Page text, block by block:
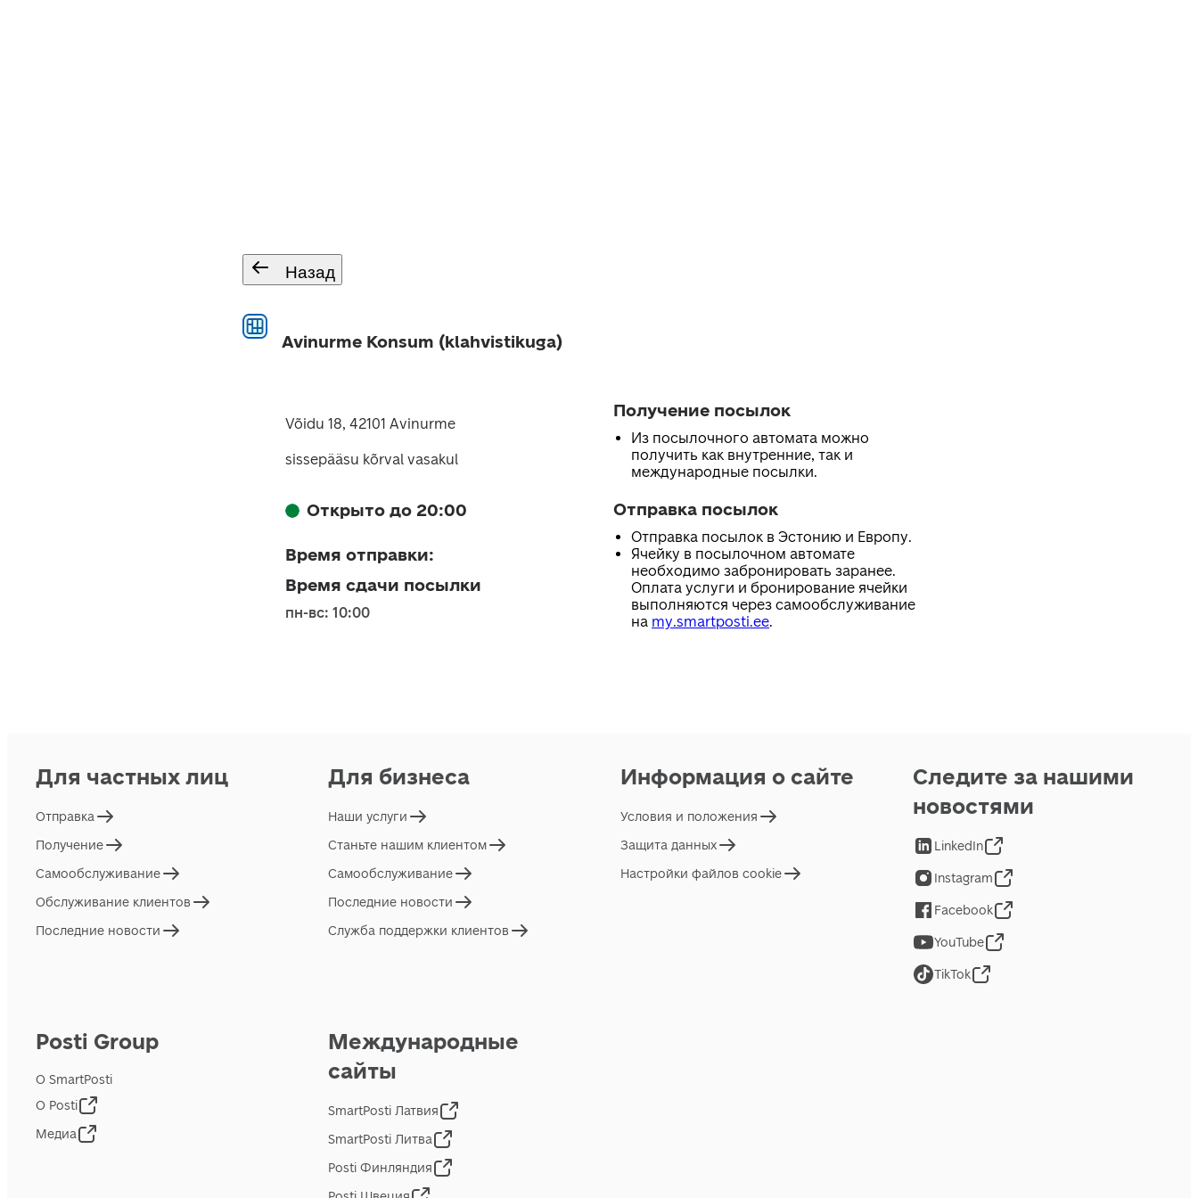
Назад
Avinurme Konsum (klahvistikuga)
Võidu 18, 42101 Avinurme
sissepääsu kõrval vasakul
Открыто до 20:00
Время отправки:
Время сдачи посылки
пн-вс: 10:00
Получение посылок
Из посылочного автомата можно
получить как внутренние, так и
международные посылки.
Отправка посылок
Отправка посылок в Эстонию и Европу.
Ячейку в посылочном автомате
необходимо забронировать заранее.
Оплата услуги и бронирование ячейки
выполняются через самообслуживание
на my.smartposti.ee.
Для частных лиц
Отправка
Получение
Самообслуживание
Обслуживание клиентов
Последние новости
Для бизнеса
Наши услуги
Станьте нашим клиентом
Самообслуживание
Последние новости
Служба поддержки клиентов
Информация о сайте
Условия и положения
Защита данных
Настройки файлов cookie
Posti Group
О SmartPosti
О Posti
Медиа
Международные
сайты
SmartPosti Латвия
SmartPosti Литва
Posti Финляндия
Следите за нашими
новостями
LinkedIn
Instagram
Facebook
YouTube
TikTok